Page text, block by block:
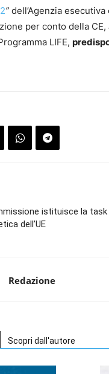
” dell’Agenzia
per conto della CE,
LIFE,
istituisce la
dell’UE
Redazione
Scopri dall'autore